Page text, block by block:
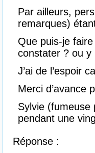
Par ailleurs,
remarques)
Que puis-je
constater ? ou y
J’ai de l’espoir
Merci d’avance
Sylvie (fumeuse
pendant une
Réponse :